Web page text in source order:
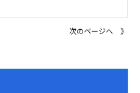
次のページへ 》